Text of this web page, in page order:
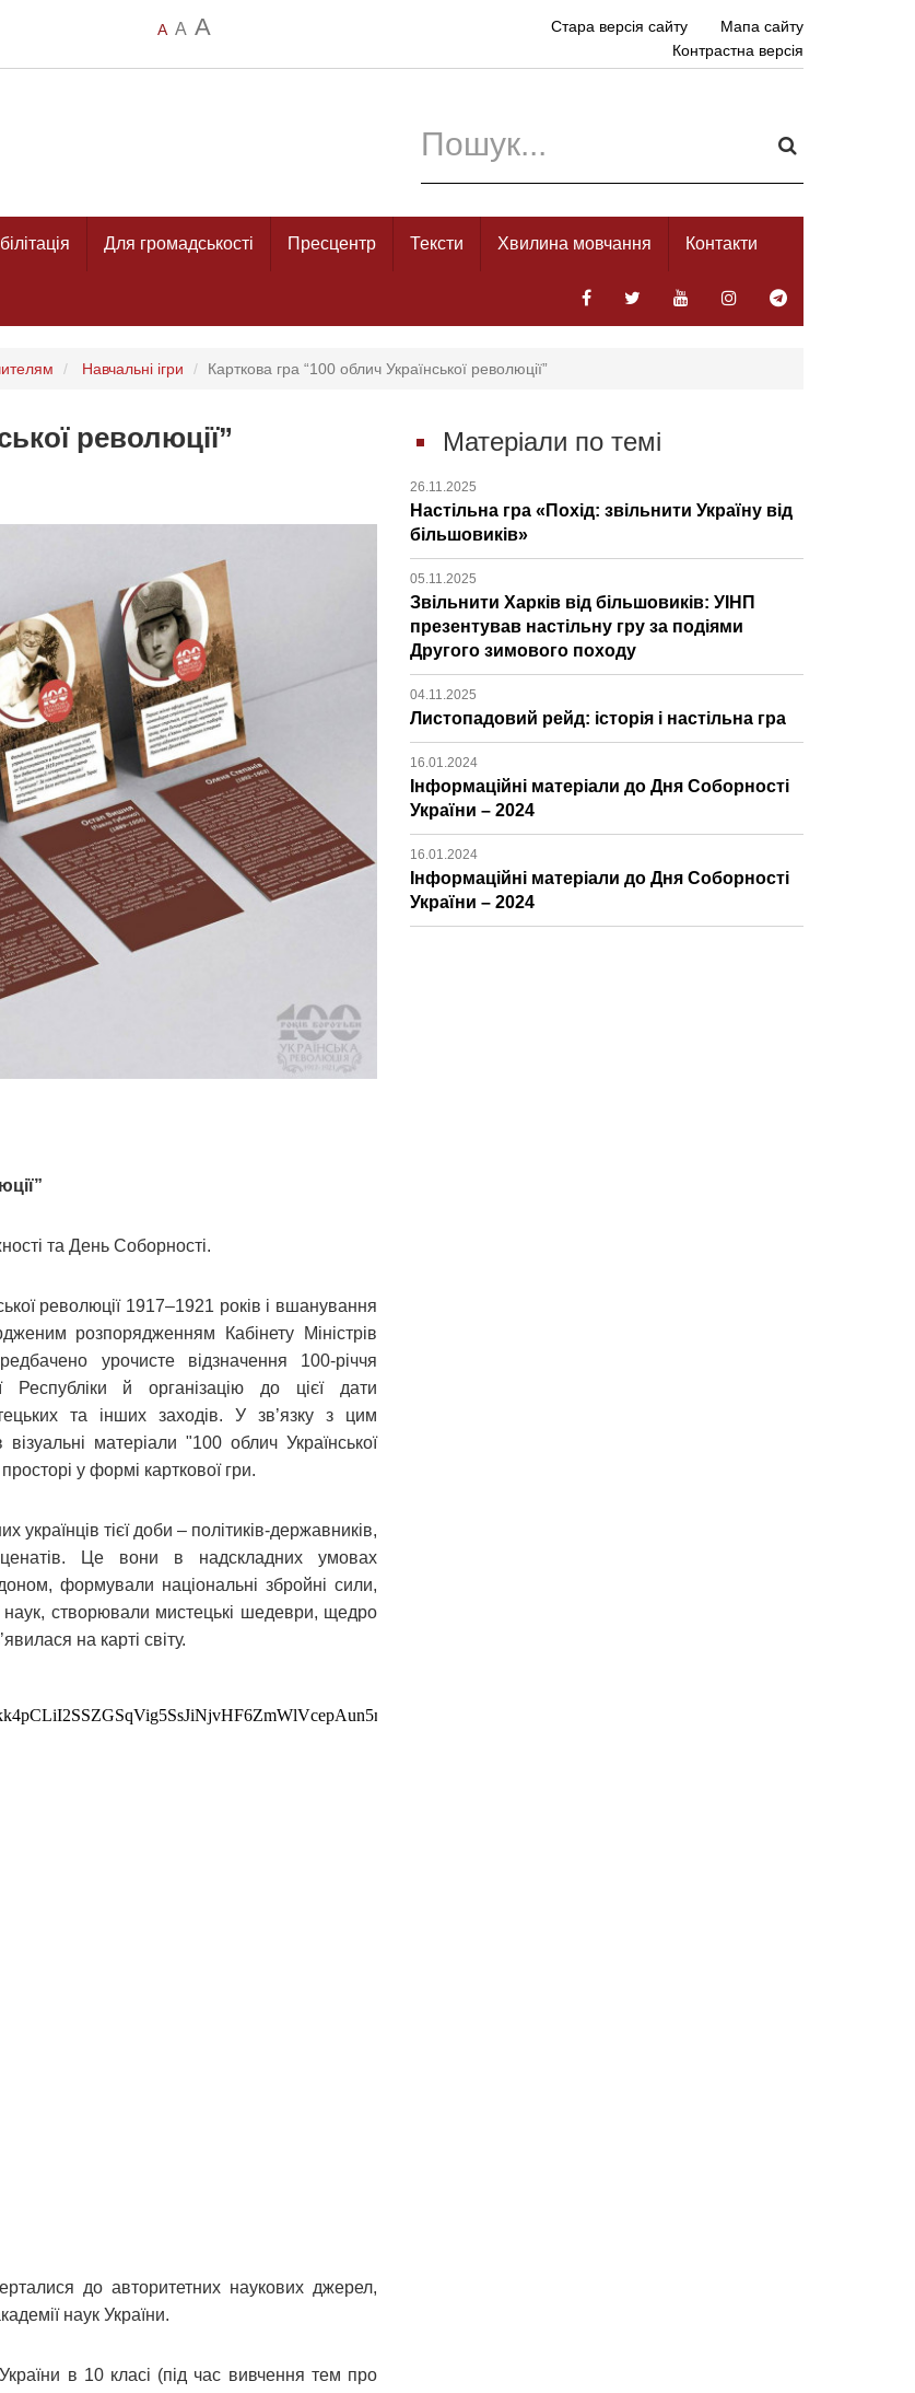
A A A Стара версія сайту
Мапа сайту
Контрастна версія
Для громадськості Пресцентр Тексти Хвилина мовчання Контакти
Навчальні ігри Карткова гра “100 облич Української революції”
революції”
та День Соборності.
революції 1917–1921 років і вшанування
розпорядженням Кабінету Міністрів
урочисте відзначення 100-річчя
Республіки й організацію до цієї дати
та інших заходів. У зв’язку з цим
візуальні матеріали "100 облич Української
у формі карткової гри.
тієї доби – політиків-державників,
Це вони в надскладних умовах
формували національні збройні сили,
наук, створювали мистецькі шедеври, щедро
на карті світу.
до авторитетних наукових джерел,
наук України.
в 10 класі (під час вивчення тем про
Матеріали по темі
26.11.2025
Настільна гра «Похід: звільнити Україну від
більшовиків»
05.11.2025
Звільнити Харків від більшовиків: УІНП
презентував настільну гру за подіями
Другого зимового походу
04.11.2025
Листопадовий рейд: історія і настільна гра
16.01.2024
Інформаційні матеріали до Дня Соборності
України – 2024
16.01.2024
Інформаційні матеріали до Дня Соборності
України – 2024